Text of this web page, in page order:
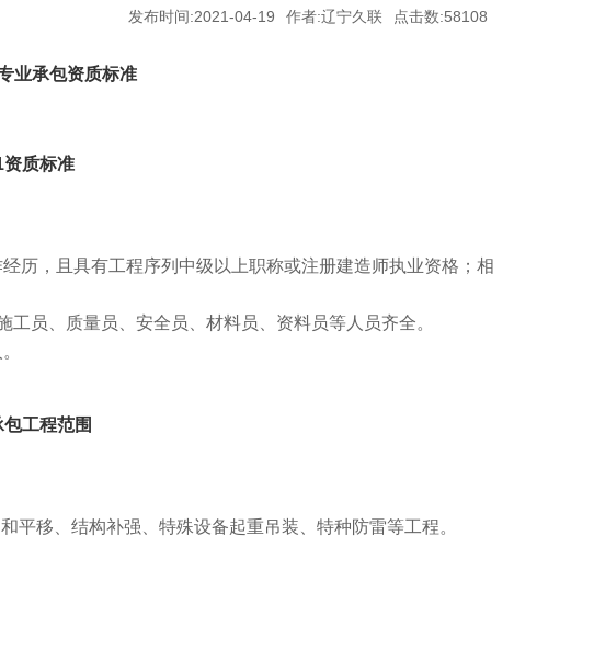
发布时间:2021-04-19 作者:辽宁久联 点击数:58108
业承包资质标准
资质标准
历，且具有工程序列中级以上职称或注册建造师执业资格；相
员、质量员、安全员、材料员、资料员等人员齐全。
工程范围
平移、结构补强、特殊设备起重吊装、特种防雷等工程。